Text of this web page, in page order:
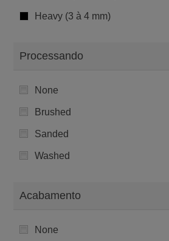
Heavy (3 à 4 mm)
Processando
None
Brushed
Sanded
Washed
Acabamento
None